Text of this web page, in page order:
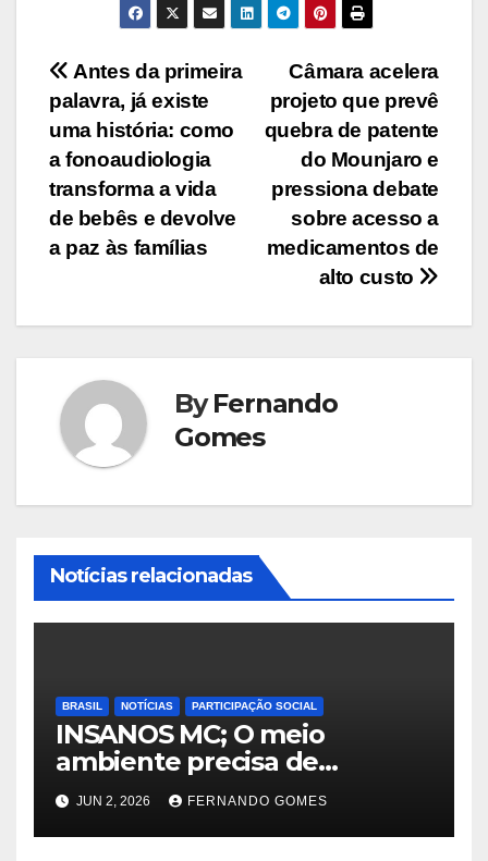
Navegação
de
Post
Câmara acelera
projeto que prevê
quebra de patente
do Mounjaro e
pressiona debate
sobre acesso a
medicamentos de
alto custo
Antes da primeira
palavra, já existe
uma história: como
a fonoaudiologia
transforma a vida
de bebês e devolve
a paz às famílias
ByFernando
Gomes
Notícias relacionadas
BRASIL NOTÍCIAS PARTICIPAÇÃO SOCIAL
INSANOS MC; O meio
ambiente precisa de
atitude… e a irmandade vai
fazer a parte dela.
JUN 2, 2026 FERNANDO GOMES